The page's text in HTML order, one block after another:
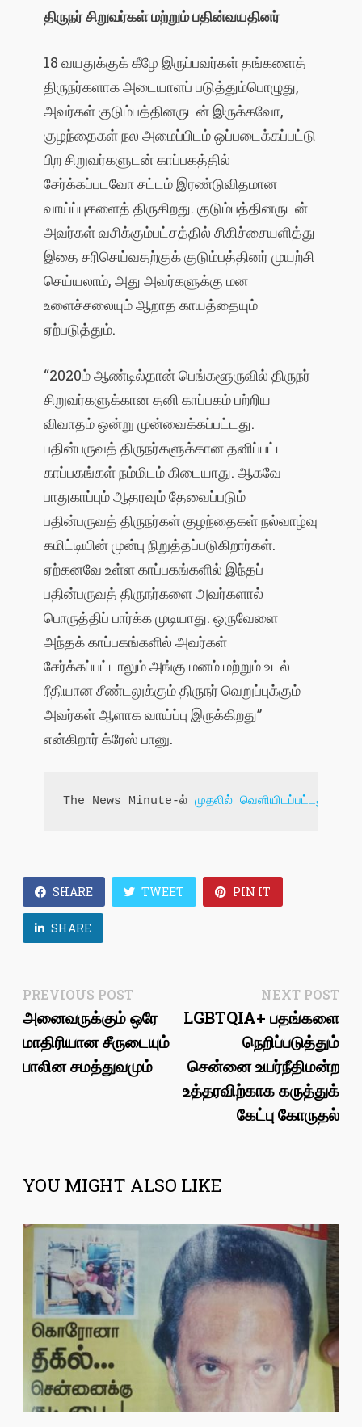
திருநர்சிறுவர்கள்மற்றும்பதின்வயதினர்
18 வயதுக்குக் கீழே இருப்பவர்கள் தங்களைத்
திருநர்களாக அடையாளப் படுத்தும்பொழுது,
அவர்கள் குடும்பத்தினருடன் இருக்கவோ,
குழந்தைகள் நல அமைப்பிடம் ஒப்படைக்கப்பட்டு
பிற சிறுவர்களுடன் காப்பகத்தில்
சேர்க்கப்படவோ சட்டம் இரண்டுவிதமான
வாய்ப்புகளைத் திருகிறது. குடும்பத்தினருடன்
அவர்கள் வசிக்கும்பட்சத்தில் சிகிச்சையளித்து
இதை சரிசெய்வதற்குக் குடும்பத்தினர் முயற்சி
செய்யலாம், அது அவர்களுக்கு மன
உளைச்சலையும் ஆறாத காயத்தையும்
ஏற்படுத்தும்.
“2020ம் ஆண்டில்தான் பெங்களூருவில் திருநர்
சிறுவர்களுக்கான தனி காப்பகம் பற்றிய
விவாதம் ஒன்று முன்வைக்கப்பட்டது.
பதின்பருவத் திருநர்களுக்கான தனிப்பட்ட
காப்பகங்கள் நம்மிடம் கிடையாது. ஆகவே
பாதுகாப்பும் ஆதரவும் தேவைப்படும்
பதின்பருவத் திருநர்கள் குழந்தைகள் நல்வாழ்வு
கமிட்டியின் முன்பு நிறுத்தப்படுகிறார்கள்.
ஏற்கனவே உள்ள காப்பகங்களில் இந்தப்
பதின்பருவத் திருநர்களை அவர்களால்
பொருத்திப் பார்க்க முடியாது. ஒருவேளை
அந்தக் காப்பகங்களில் அவர்கள்
சேர்க்கப்பட்டாலும் அங்கு மனம் மற்றும் உடல்
ரீதியான சீண்டலுக்கும் திருநர் வெறுப்புக்கும்
அவர்கள் ஆளாக வாய்ப்பு இருக்கிறது”
என்கிறார் க்ரேஸ் பானு.
The News Minute-ல் முதலில் வெளியிடப்பட்டது
SHARE TWEET PIN IT
SHARE
Post
navigation
PREVIOUS POSTPrevious
post:
அனைவருக்கும் ஒரே
மாதிரியான சீருடையும்
பாலின சமத்துவமும்
NEXT POST
LGBTQIA+ பதங்களை
நெறிப்படுத்தும்
சென்னை உயர்நீதிமன்ற
உத்தரவிற்காக கருத்துக்
கேட்பு கோருதல்
YOU MIGHT ALSO LIKE